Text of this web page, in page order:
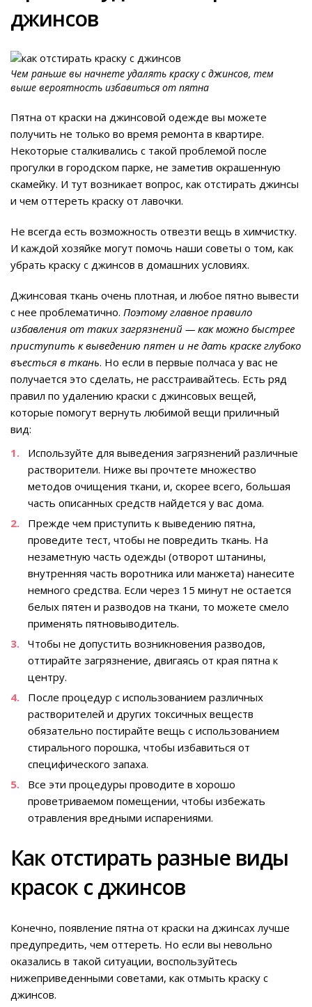
джинсов
Чем раньше вы начнете удалять краску с джинсов, тем
выше вероятность избавиться от пятна
Пятна от краски на джинсовой одежде вы можете
получить не только во время ремонта в квартире.
Некоторые сталкивались с такой проблемой после
прогулки в городском парке, не заметив окрашенную
скамейку. И тут возникает вопрос, как отстирать джинсы
и чем оттереть краску от лавочки.
Не всегда есть возможность отвезти вещь в химчистку.
И каждой хозяйке могут помочь наши советы о том, как
убрать краску с джинсов в домашних условиях.
Джинсовая ткань очень плотная, и любое пятно вывести
с нее проблематично. Поэтому главное правило
избавления от таких загрязнений — как можно быстрее
приступить к выведению пятен и не дать краске глубоко
въесться в ткань. Но если в первые полчаса у вас не
получается это сделать, не расстраивайтесь. Есть ряд
правил по удалению краски с джинсовых вещей,
которые помогут вернуть любимой вещи приличный
вид:
Используйте для выведения загрязнений различные
растворители. Ниже вы прочтете множество
методов очищения ткани, и, скорее всего, большая
часть описанных средств найдется у вас дома.
Прежде чем приступить к выведению пятна,
проведите тест, чтобы не повредить ткань. На
незаметную часть одежды (отворот штанины,
внутренняя часть воротника или манжета) нанесите
немного средства. Если через 15 минут не остается
белых пятен и разводов на ткани, то можете смело
применять пятновыводитель.
Чтобы не допустить возникновения разводов,
оттирайте загрязнение, двигаясь от края пятна к
центру.
После процедур с использованием различных
растворителей и других токсичных веществ
обязательно постирайте вещь с использованием
стирального порошка, чтобы избавиться от
специфического запаха.
Все эти процедуры проводите в хорошо
проветриваемом помещении, чтобы избежать
отравления вредными испарениями.
Как отстирать разные виды
красок с джинсов
Конечно, появление пятна от краски на джинсах лучше
предупредить, чем оттереть. Но если вы невольно
оказались в такой ситуации, воспользуйтесь
нижеприведенными советами, как отмыть краску с
джинсов.